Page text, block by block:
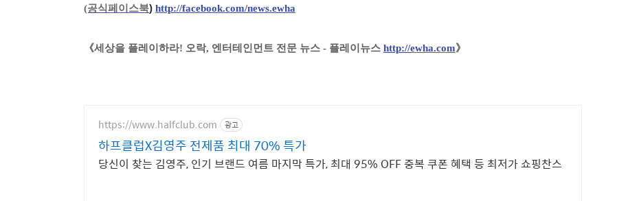
(공식페이스북) http://facebook.com/news.ewha
《세상을 플레이하라! 오락, 엔터테인먼트 전문 뉴스 - 플레이뉴스 http://ewha.com》
https://www.halfclub.com 광고
하프클럽X김영주 전제품 최대 70% 특가
당신이 찾는 김영주, 인기 브랜드 여름 마지막 특가, 최대 95% OFF 중복 쿠폰 혜택 등 최저가 쇼핑찬스